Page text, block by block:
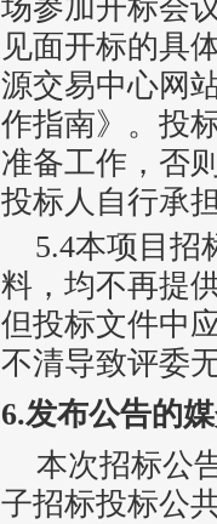
场参加开标会
见面开标的具
源交易中心网
作指南》。投
准备工作，否
投标人自行承
5.4本项目招
料，均不再提
但投标文件中
不清导致评委
6.发布公告的
本次招标公
子招标投标公